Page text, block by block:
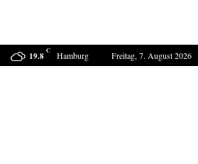
19.8 C Hamburg Freitag, 7. August 2026
ProDogRomania e.V. weist